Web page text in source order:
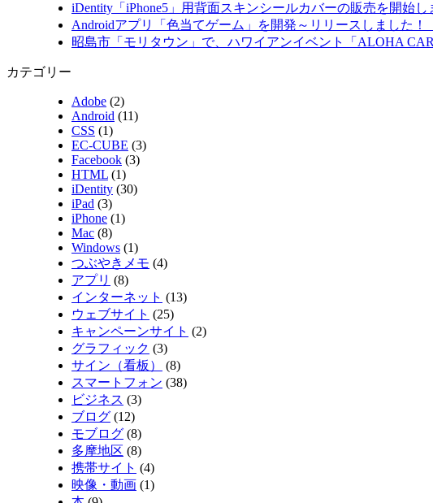
iDentity「iPhone5」用背面スキンシールカバーの販売を開始し
Androidアプリ「色当てゲーム」を開発～リリースしました！
昭島市「モリタウン」で、ハワイアンイベント「ALOHA
カテゴリー
Adobe (2)
Android (11)
CSS (1)
EC-CUBE (3)
Facebook (3)
HTML (1)
iDentity (30)
iPad (3)
iPhone (1)
Mac (8)
Windows (1)
つぶやきメモ (4)
アプリ (8)
インターネット (13)
ウェブサイト (25)
キャンペーンサイト (2)
グラフィック (3)
サイン（看板）
(8)
スマートフォン (38)
ビジネス (3)
ブログ (12)
モブログ (8)
多摩地区 (8)
携帯サイト (4)
映像・動画 (1)